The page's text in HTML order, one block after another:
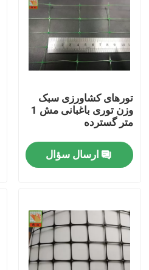
محصولات
تورهای کشاورزی سبک
وزن توری باغبانی مش 1
متر گسترده
ارسال سؤال